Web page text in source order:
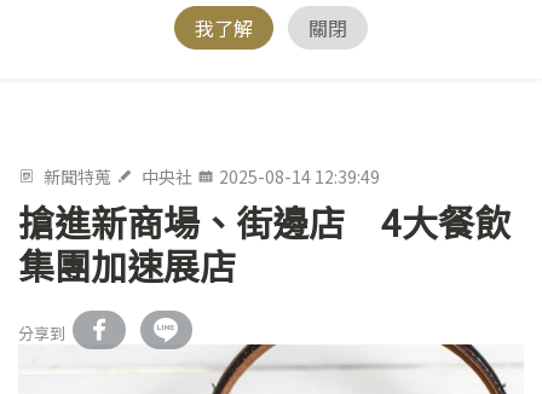
我了解
關閉
新聞特蒐 中央社 2025-08-14 12:39:49
搶進新商場、街邊店 4大餐飲
集團加速展店
分享到